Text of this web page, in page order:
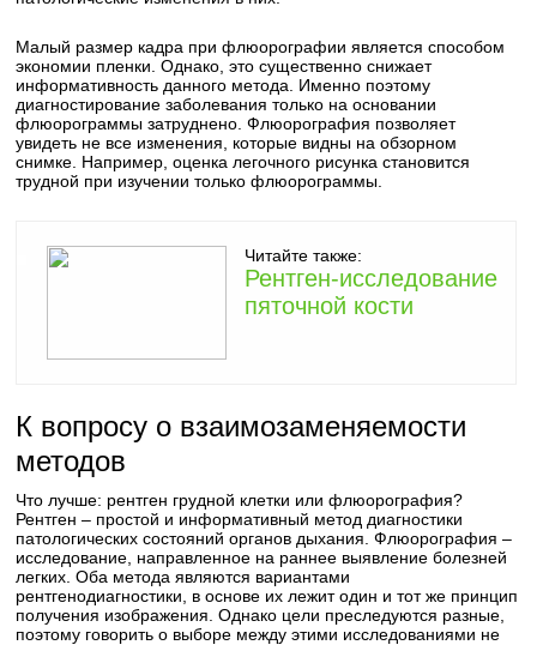
Малый размер кадра при флюорографии является способом
экономии пленки. Однако, это существенно снижает
информативность данного метода. Именно поэтому
диагностирование заболевания только на основании
флюорограммы затруднено. Флюорография позволяет
увидеть не все изменения, которые видны на обзорном
снимке. Например, оценка легочного рисунка становится
трудной при изучении только флюорограммы.
Читайте также:
Рентген-исследование
пяточной кости
К вопросу о взаимозаменяемости
методов
Что лучше: рентген грудной клетки или флюорография?
Рентген – простой и информативный метод диагностики
патологических состояний органов дыхания. Флюорография –
исследование, направленное на раннее выявление болезней
легких. Оба метода являются вариантами
рентгенодиагностики, в основе их лежит один и тот же принцип
получения изображения. Однако цели преследуются разные,
поэтому говорить о выборе между этими исследованиями не